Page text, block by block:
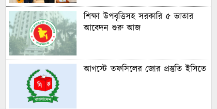
শিক্ষা উপবৃত্তিসহ সরকারি ৫ ভাতার
আবেদন শুরু আজ
আগস্টে তফসিলের জোর প্রস্তুতি ইসিতে